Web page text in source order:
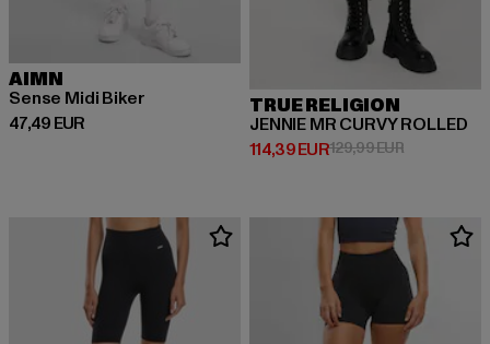
AIMN
Sense Midi Biker
47,49 EUR
Prix courant: 47,49 EUR
TRUE RELIGION
JENNIE MR CURVY ROLLED
114,39 EUR
Prix courant: 114,39 EUR
129,99 EURPrix en